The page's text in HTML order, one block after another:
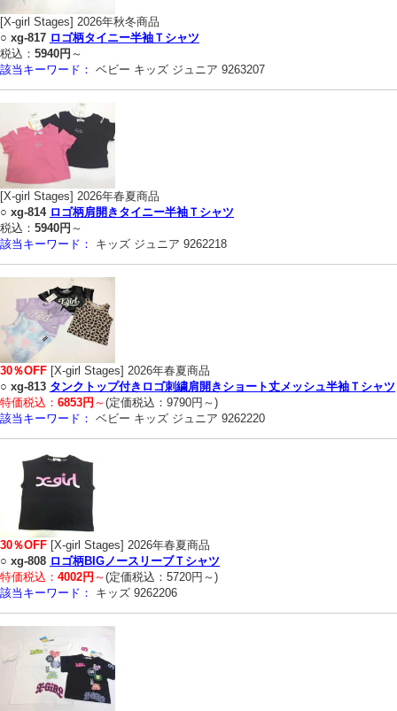
[X-girl Stages] 2026年秋冬商品
○ xg-817 ロゴ柄タイニー半袖Ｔシャツ
税込： 5940円 ～
該当キーワード： ベビー キッズ ジュニア 9263207
[X-girl Stages] 2026年春夏商品
○ xg-814 ロゴ柄肩開きタイニー半袖Ｔシャツ
税込： 5940円 ～
該当キーワード：
キッズ ジュニア 9262218
30％OFF [X-girl Stages] 2026年春夏商品
○ xg-813 タンクトップ付きロゴ刺繍肩開きショート丈メッシュ半袖Ｔシャツ
特価税込： 6853円 ～(定価税込：9790円～)
該当キーワード： ベビー キッズ ジュニア 9262220
30％OFF [X-girl Stages] 2026年春夏商品
○ xg-808 ロゴ柄BIGノースリーブＴシャツ
特価税込： 4002円 ～(定価税込：5720円～)
該当キーワード：
キッズ 9262206